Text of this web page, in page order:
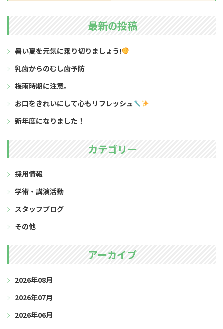
最新の投稿
暑い夏を元気に乗り切りましょう!
乳歯からのむし歯予防
梅雨時期に注意。
お口をきれいにして心もリフレッシュ
新年度になりました！
カテゴリー
採用情報
学術・講演活動
スタッフブログ
その他
アーカイブ
2026年08月
2026年07月
2026年06月